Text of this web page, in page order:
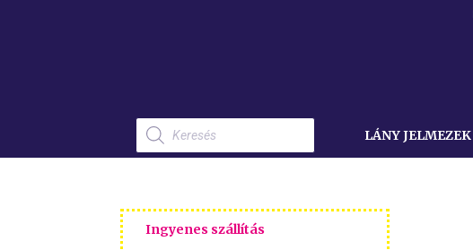
Products
search LÁNY JELMEZEK
Ingyenes szállítás